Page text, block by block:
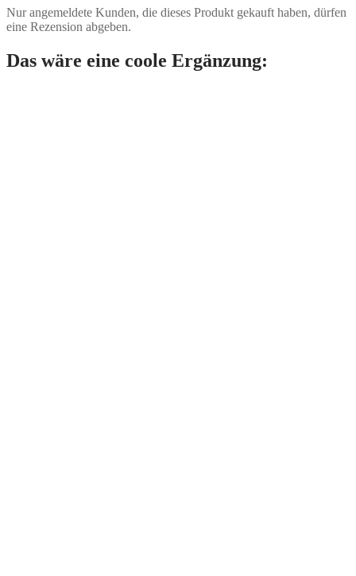
Nur angemeldete Kunden, die dieses Produkt gekauft haben, dürfen
eine Rezension abgeben.
Das wäre eine coole Ergänzung: